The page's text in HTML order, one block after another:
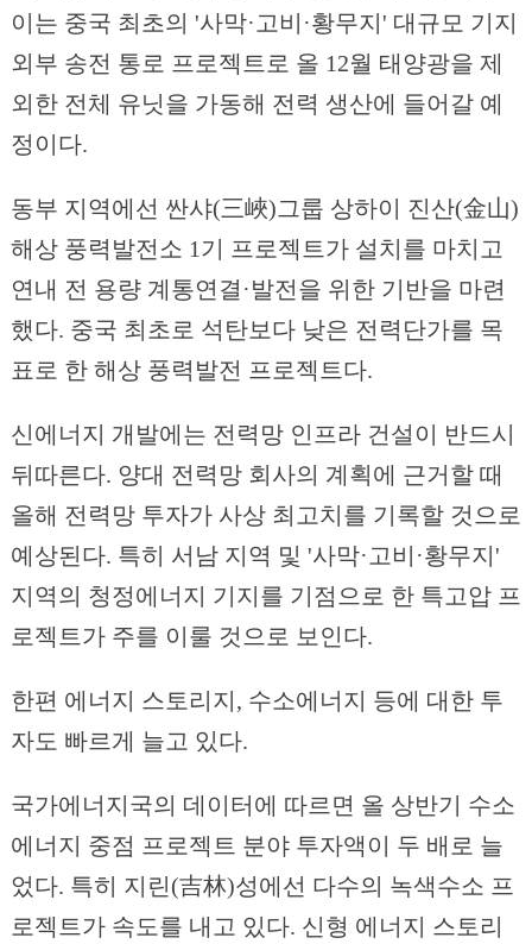
이는 중국 최초의 '사막·고비·황무지' 대규모 기지
외부 송전 통로 프로젝트로 올 12월 태양광을 제
외한 전체 유닛을 가동해 전력 생산에 들어갈 예
정이다.
동부 지역에선 싼샤(三峽)그룹 상하이 진산(金山)
해상 풍력발전소 1기 프로젝트가 설치를 마치고
연내 전 용량 계통연결·발전을 위한 기반을 마련
했다. 중국 최초로 석탄보다 낮은 전력단가를 목
표로 한 해상 풍력발전 프로젝트다.
신에너지 개발에는 전력망 인프라 건설이 반드시
뒤따른다. 양대 전력망 회사의 계획에 근거할 때
올해 전력망 투자가 사상 최고치를 기록할 것으로
예상된다. 특히 서남 지역 및 '사막·고비·황무지'
지역의 청정에너지 기지를 기점으로 한 특고압 프
로젝트가 주를 이룰 것으로 보인다.
한편 에너지 스토리지, 수소에너지 등에 대한 투
자도 빠르게 늘고 있다.
국가에너지국의 데이터에 따르면 올 상반기 수소
에너지 중점 프로젝트 분야 투자액이 두 배로 늘
었다. 특히 지린(吉林)성에선 다수의 녹색수소 프
로젝트가 속도를 내고 있다. 신형 에너지 스토리